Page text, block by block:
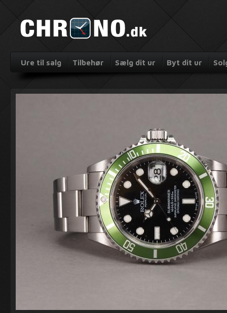
Ure til salg Tilbehør Sælg dit ur Byt dit ur